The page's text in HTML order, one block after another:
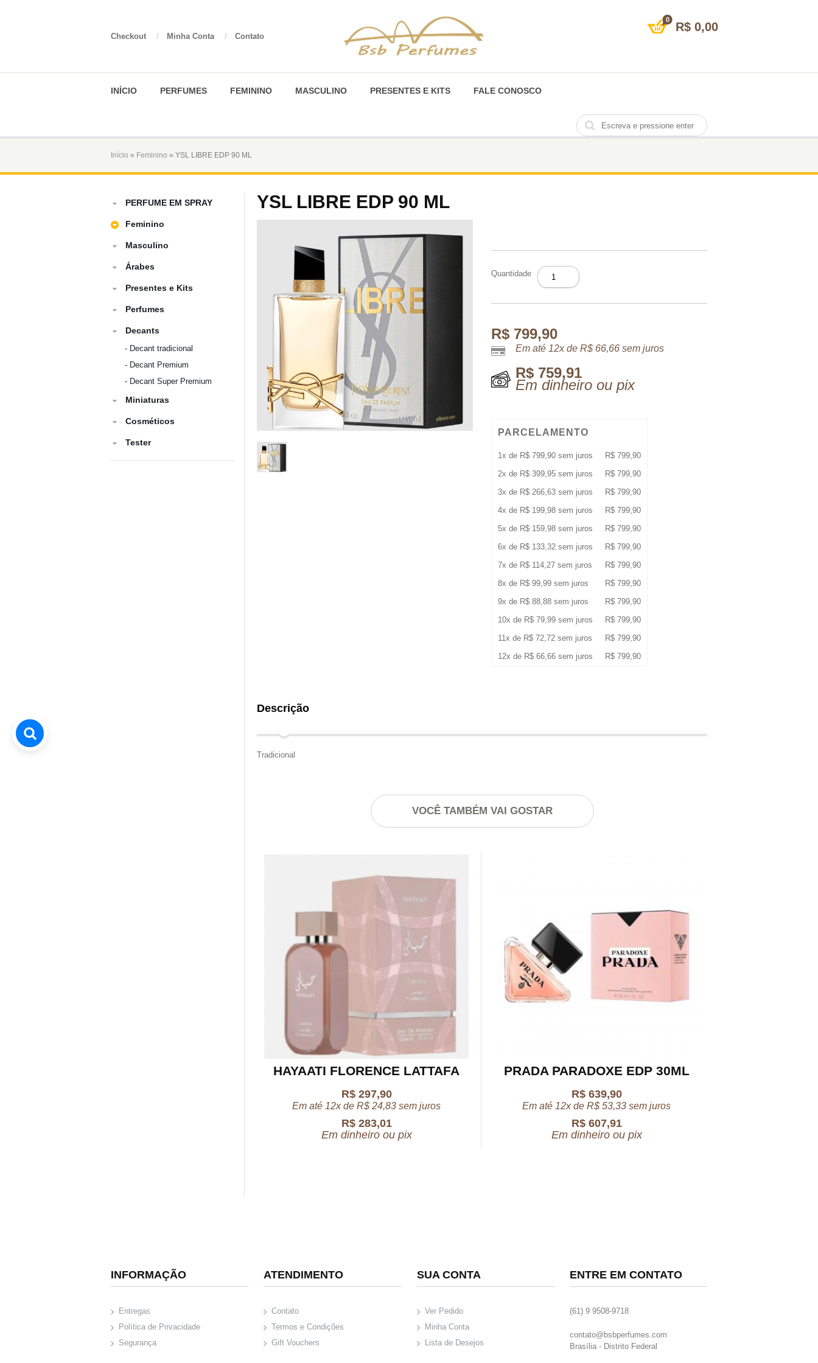
Checkout / Minha Conta / Contato
0
R$ 0,00
INÍCIO PERFUMES FEMININO MASCULINO PRESENTES E KITS FALE CONOSCO
Início » Feminino » YSL LIBRE EDP 90 ML
PERFUME EM SPRAY
Feminino
Masculino
Árabes
Presentes e Kits
Perfumes
Decants
- Decant tradicional
- Decant Premium
- Decant Super Premium
Miniaturas
Cosméticos
Tester
YSL LIBRE EDP 90 ML
Quantidade
YSL
LIBRE
90
quantidade
R$799,90
Em até 12x de R$66,66sem juros
R$759,91
Em dinheiro ou pix
PARCELAMENTO
1x de R$799,90sem juros R$799,90
2x de R$399,95sem juros R$799,90
3x de R$266,63sem juros R$799,90
4x de R$199,98sem juros R$799,90
5x de R$159,98sem juros R$799,90
6x de R$133,32sem juros R$799,90
7x de R$114,27sem juros R$799,90
8x de R$99,99sem juros R$799,90
9x de R$88,88sem juros R$799,90
10x de R$79,99sem juros R$799,90
11x de R$72,72sem juros R$799,90
12x de R$66,66sem juros R$799,90
Descrição
Tradicional
VOCÊ TAMBÉM VAI GOSTAR
HAYAATI FLORENCE LATTAFA
R$297,90
Em até 12x deR$ 24,83 sem juros
R$283,01
Em dinheiro ou pix
PRADA PARADOXE EDP 30ML
R$639,90
Em até 12x deR$ 53,33 sem juros
R$607,91
Em dinheiro ou pix
INFORMAÇÃO
Entregas
Política de Privacidade
Segurança
ATENDIMENTO
Contato
Termos e Condições
Gift Vouchers
SUA CONTA
Ver Pedido
Minha Conta
Lista de Desejos
ENTRE EM CONTATO
(61) 9 9508-9718
contato@bsbperfumes.com
Brasília - Distrito Federal